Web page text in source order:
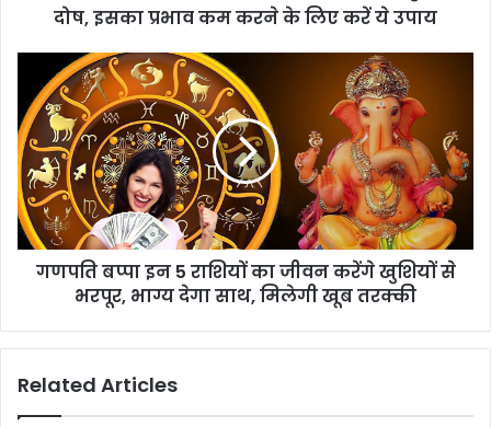
दोष, इसका प्रभाव कम करने के लिए करें ये उपाय
गणपति बप्पा इन 5 राशियों का जीवन करेंगे खुशियों से
भरपूर, भाग्य देगा साथ, मिलेगी खूब तरक्की
Related Articles